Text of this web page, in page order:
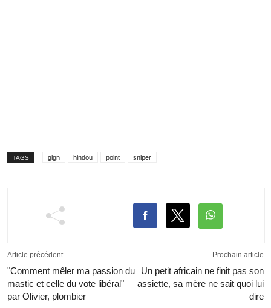
TAGS gign hindou point sniper
Article précédent
"Comment mêler ma passion du
mastic et celle du vote libéral"
par Olivier, plombier
Prochain article
Un petit africain ne finit pas son
assiette, sa mère ne sait quoi lui
dire